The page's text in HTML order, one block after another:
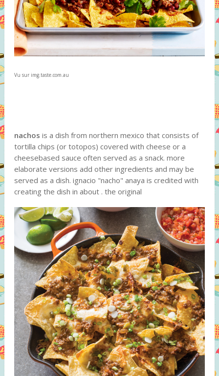
Vu sur img.taste.com.au
nachos is a dish from northern mexico that consists of
tortilla chips (or totopos) covered with cheese or a
cheesebased sauce often served as a snack. more
elaborate versions add other ingredients and may be
served as a dish. ignacio "nacho" anaya is credited with
creating the dish in about . the original